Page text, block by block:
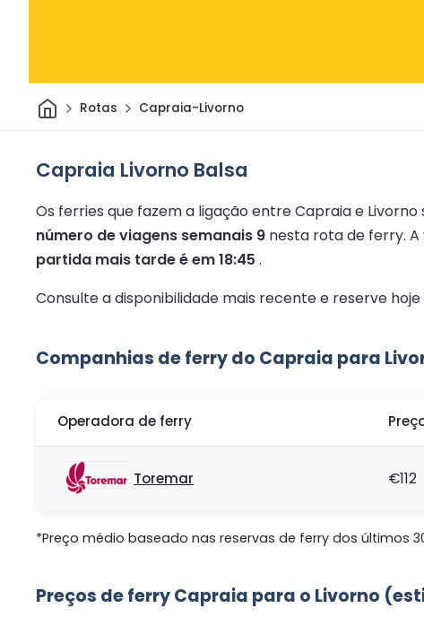
CasaRotas Capraia-Livorno
Capraia Livorno Balsa
Os ferries que fazem a ligação entre Capraia e
número de viagens semanais 9 nesta rota de ferry. A
partida mais tarde é em 18:45 .
Consulte a disponibilidade mais recente e reserve
Companhias de ferry do Capraia para
Operadora de ferry
Toremar €112
*Preço médio baseado nas reservas de ferry dos últimos
Preços de ferry Capraia para o Livorno